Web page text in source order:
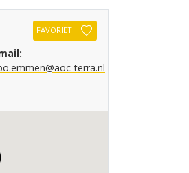
FAVORIET
terra.nl